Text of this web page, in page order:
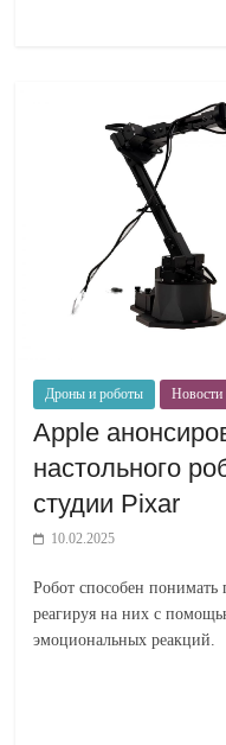
Дроны и роботы Новости
Apple
настольного
студии Pixar
10.02.2025
Робот способен понимать
реагируя на них с
эмоциональных реакций.